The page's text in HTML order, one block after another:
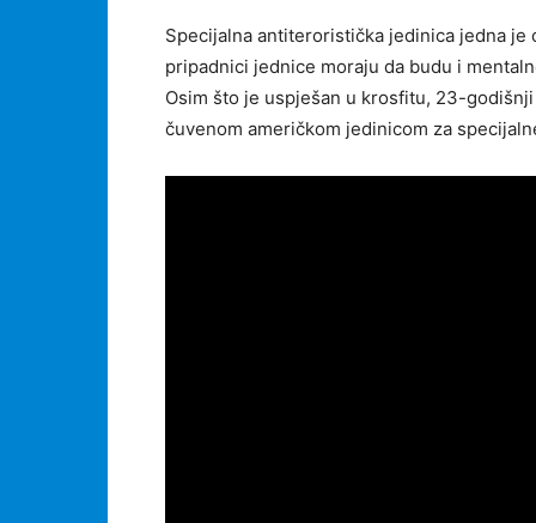
Specijalna antiteroristička jedinica jedna
pripadnici jednice moraju da budu i
Osim što je uspješan u krosfitu, 23-
čuvenom američkom jedinicom za